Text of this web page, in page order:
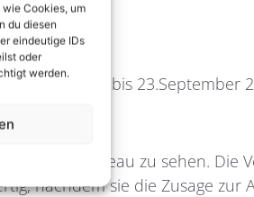
Cookies, um
du diesen
eindeutige IDs
oder
werden.
Von 11. bis 23.September
Niveau zu sehen. Die
nachdem sie die Zusage zur